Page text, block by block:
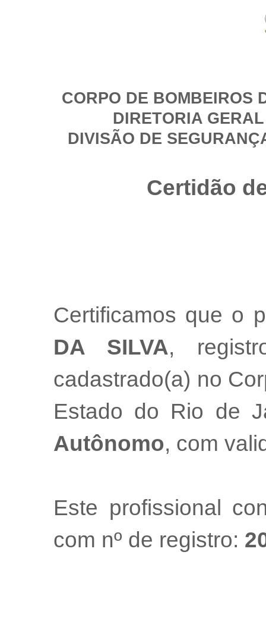
CORPO DE BOMBEIROS
DIRETORIA
DIVISÃO DE
Certidão
Certificamos que o
DA SILVA,
cadastrado(a) no
Estado do Rio de
Autônomo, com
Este profissional
com nº de registro: